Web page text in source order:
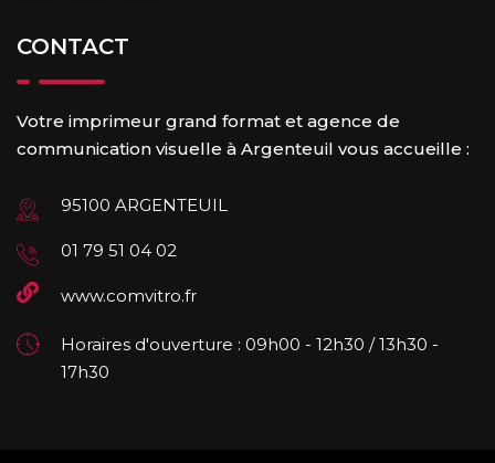
CONTACT
Votre imprimeur grand format et agence de
communication visuelle à Argenteuil vous accueille :
95100 ARGENTEUIL
01 79 51 04 02
www.comvitro.fr
Horaires d'ouverture : 09h00 - 12h30 / 13h30 -
17h30